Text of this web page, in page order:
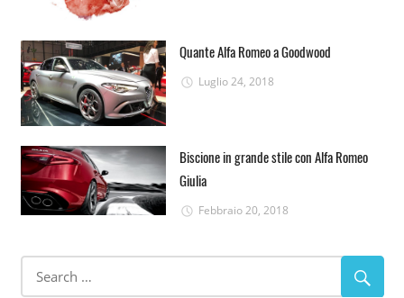
Quante Alfa Romeo a Goodwood
Luglio 24, 2018
Biscione in grande stile con Alfa Romeo
Giulia
Febbraio 20, 2018